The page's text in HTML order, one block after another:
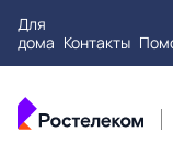
Для
дома Контакты